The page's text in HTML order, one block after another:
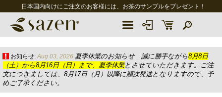
日本国内向けにご注文のお客様には、お茶のサンプルをプレゼント！
お知らせ: Aug 03, 2026 夏季休業のお知らせ 誠に勝手ながら8月8日
（土）から8月16日（日）まで、夏季休業とさせていただきます。ご注
文につきましては、8月17日（月）以降に順次発送となりますので、予
めご了承ください。